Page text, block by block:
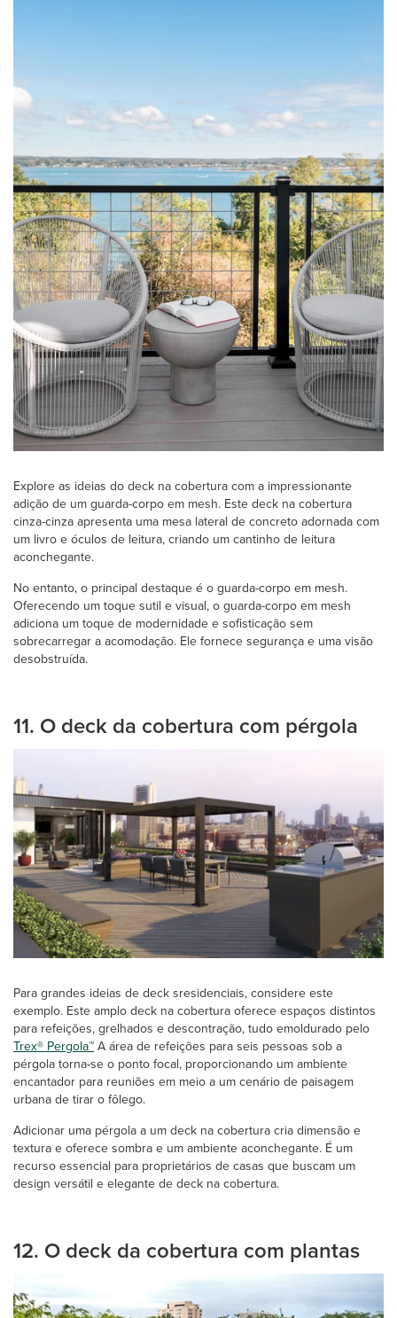
Explore as ideias do deck na cobertura com a impressionante
adição de um guarda-corpo em mesh. Este deck na cobertura
cinza-cinza apresenta uma mesa lateral de concreto adornada com
um livro e óculos de leitura, criando um cantinho de leitura
aconchegante.
No entanto, o principal destaque é o guarda-corpo em mesh.
Oferecendo um toque sutil e visual, o guarda-corpo em mesh
adiciona um toque de modernidade e sofisticação sem
sobrecarregar a acomodação. Ele fornece segurança e uma visão
desobstruída.
11. O deck da cobertura com pérgola
Para grandes ideias de deck sresidenciais, considere este
exemplo. Este amplo deck na cobertura oferece espaços distintos
para refeições, grelhados e descontração, tudo emoldurado pelo
Trex® Pergola™A área de refeições para seis pessoas sob a
pérgola torna-se o ponto focal, proporcionando um ambiente
encantador para reuniões em meio a um cenário de paisagem
urbana de tirar o fôlego.
Adicionar uma pérgola a um deck na cobertura cria dimensão e
textura e oferece sombra e um ambiente aconchegante. É um
recurso essencial para proprietários de casas que buscam um
design versátil e elegante de deck na cobertura.
12. O deck da cobertura com plantas